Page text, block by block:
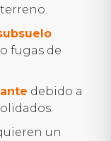
fugas de
debido a
un